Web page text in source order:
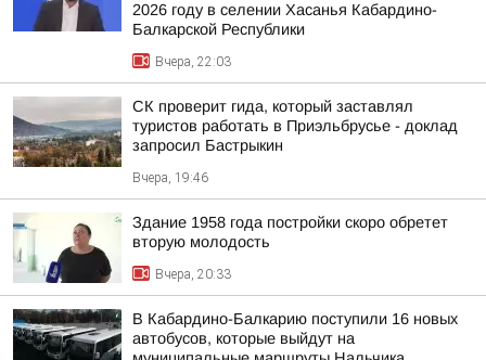
2026 году в селении Хасанья Кабардино-
Балкарской Республики
Вчера, 22:03
СК проверит гида, который заставлял
туристов работать в Приэльбрусье - доклад
запросил Бастрыкин
Вчера, 19:46
Здание 1958 года постройки скоро обретет
вторую молодость
Вчера, 20:33
В Кабардино-Балкарию поступили 16 новых
автобусов, которые выйдут на